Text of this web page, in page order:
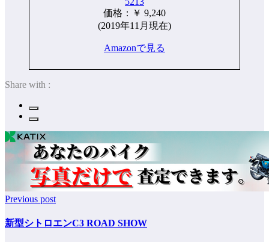
価格：￥ 9,240
(2019年11月現在)
Amazonで見る
Share with :
Previous post
新型シトロエンC3 ROAD SHOW